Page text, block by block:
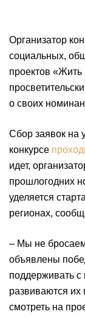
Организатор
социальных,
проектов «Жить
о своих
Сбор заявок на
конкурсе
идет,
прошлогодних
уделяется
регионах,
– Мы не
объявлены
поддерживать с
развиваются их
смотреть на